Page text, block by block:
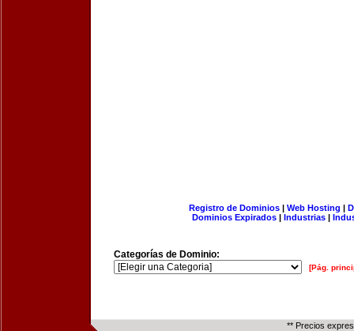
Registro de Dominios| Web Hosting |
Dominios Expirados | Industrias |
Categorías de Dominio:
[Pág.
** Precios